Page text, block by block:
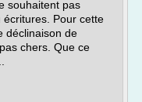
souhaitent pas
Pour cette
déclinaison de
chers. Que ce